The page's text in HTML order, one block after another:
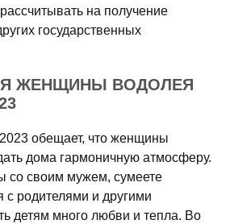
на получение
государственных
ЖЕНЩИНЫ ВОДОЛЕЯ
обещает, что женщины
дома гармоничную атмосферу.
со своим мужем, сумеете
с родителями и другими
детям много любви и тепла. Во